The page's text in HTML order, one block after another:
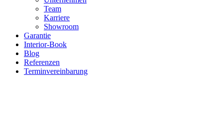
Team
Karriere
Showroom
Garantie
Interior-Book
Blog
Referenzen
Terminvereinbarung